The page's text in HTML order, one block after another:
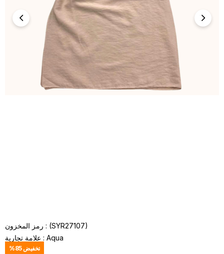
رمز المخزون
(SYR27107)
علامة تجارية : Aqua
%85تخفيض